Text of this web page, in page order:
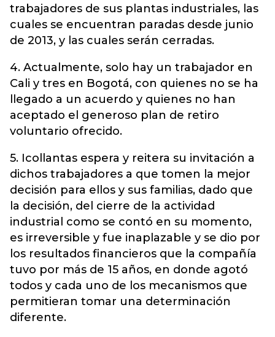
trabajadores de sus plantas industriales, las
cuales se encuentran paradas desde junio
de 2013, y las cuales serán cerradas.
4. Actualmente, solo hay un trabajador en
Cali y tres en Bogotá, con quienes no se ha
llegado a un acuerdo y quienes no han
aceptado el generoso plan de retiro
voluntario ofrecido.
5. Icollantas espera y reitera su invitación a
dichos trabajadores a que tomen la mejor
decisión para ellos y sus familias, dado que
la decisión, del cierre de la actividad
industrial como se contó en su momento,
es irreversible y fue inaplazable y se dio por
los resultados financieros que la compañía
tuvo por más de 15 años, en donde agotó
todos y cada uno de los mecanismos que
permitieran tomar una determinación
diferente.